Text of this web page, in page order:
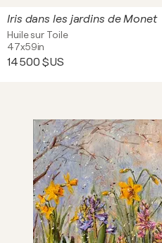
Iris dans les jardins de Monet
Huile sur Toile
47x59in
14 500 $US